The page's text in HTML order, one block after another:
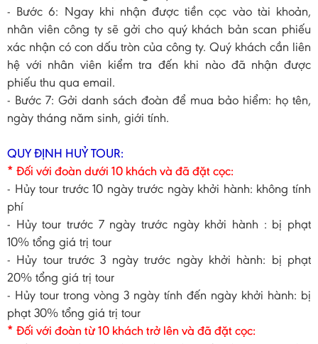
- Bước 6: Ngay khi nhận được tiền cọc vào tài khoản,
nhân viên công ty sẽ gởi cho quý khách bản scan phiếu
xác nhận có con dấu tròn của công ty. Quý khách cần liên
hệ với nhân viên kiểm tra đến khi nào đã nhận được
phiếu thu qua email.
- Bước 7: Gởi danh sách đoàn để mua bảo hiểm: họ tên,
ngày tháng năm sinh, giới tính.
QUY ĐỊNH HUỶ TOUR:
* Đối với đoàn dưới 10 khách và đã đặt cọc:
- Hủy tour trước 10 ngày trước ngày khởi hành: không tính
phí
- Hủy tour trước 7 ngày trước ngày khởi hành : bị phạt
10% tổng giá trị tour
- Hủy tour trước 3 ngày trước ngày khởi hành: bị phạt
20% tổng giá trị tour
- Hủy tour trong vòng 3 ngày tính đến ngày khởi hành: bị
phạt 30% tổng giá trị tour
* Đối với đoàn từ 10 khách trở lên và đã đặt cọc: